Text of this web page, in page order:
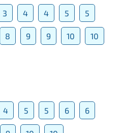
3 4 4 5 5
8 9 9 10 10
4 5 5 6 6